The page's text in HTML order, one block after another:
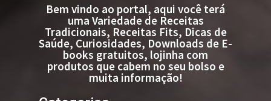
Bem vindo ao portal, aqui você terá
uma Variedade de Receitas
Tradicionais, Receitas Fits, Dicas de
Saúde, Curiosidades, Downloads de E-
books gratuitos, lojinha com
produtos que cabem no seu bolso e
muita informação!